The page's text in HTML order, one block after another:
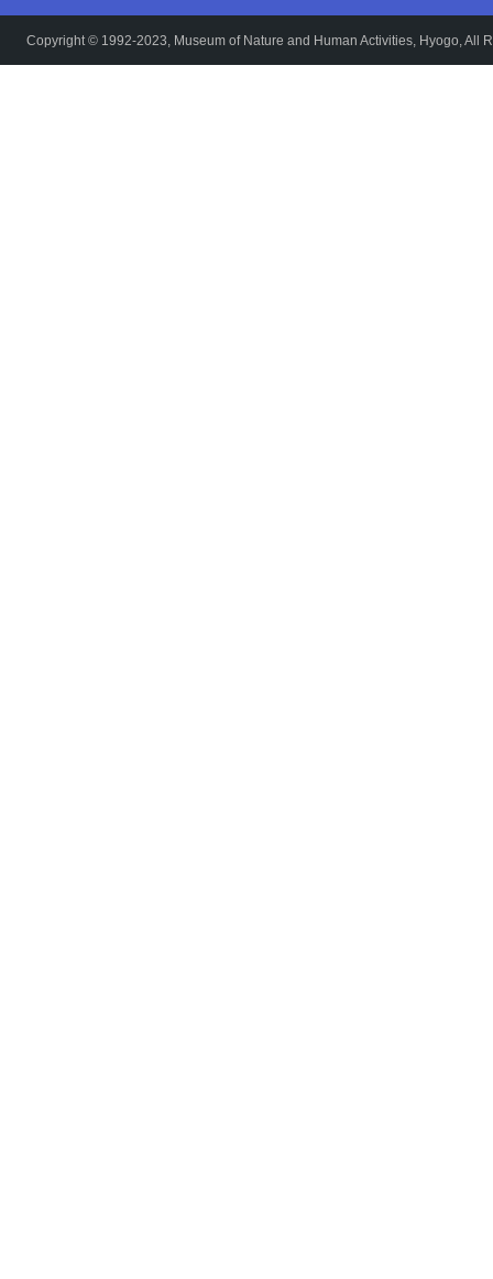
Copyright © 1992-2023, Museum of Nature and Human Activities, Hyogo, All